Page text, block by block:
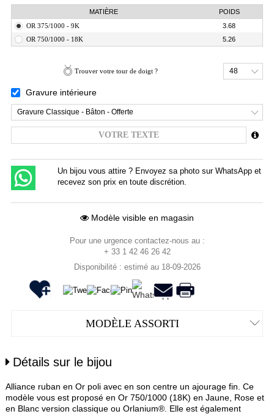
MATIÈRE
POIDS
OR 375/1000 - 9K
3.68
OR 750/1000 - 18K
5.26
Trouver votre tour de doigt ? 48
Gravure intérieure
Gravure Classique - Bâton - Offerte
Un bijou vous attire ? Envoyez sa photo sur WhatsApp et
recevez son prix en toute discrétion.
Modèle visible en magasin
Pour une urgence contactez-nous au :
+ 33 1 42 46 26 42
Disponibilité : estimé au 18-09-2026
MODÈLE ASSORTI
Détails sur le bijou
Alliance ruban en Or poli avec en son centre un ajourage fin. Ce
modèle vous est proposé en Or 750/1000 (18K) en Jaune, Rose et
en Blanc version classique ou Orlanium®. Elle est également